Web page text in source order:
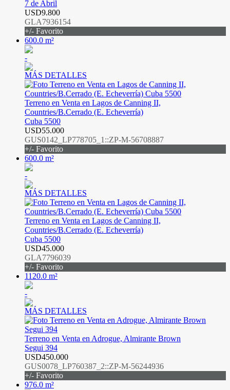
7 de Abril
USD9.800
GLA7936154
+/- Favorito
600.0 m²
-
MÁS DETALLES
Terreno en Venta en Lagos de Canning II,
Countries/B.Cerrado (E. Echeverría)
Cuba 5500
USD55.000
GUS0142_LP778705_1::ZP-M-56708887
+/- Favorito
600.0 m²
-
MÁS DETALLES
Terreno en Venta en Lagos de Canning II,
Countries/B.Cerrado (E. Echeverría)
Cuba 5500
USD45.000
GLA7796039
+/- Favorito
1120.0 m²
-
MÁS DETALLES
Terreno en Venta en Adrogue, Almirante Brown
Segui 394
USD450.000
GUS0078_LP760387_2::ZP-M-56244936
+/- Favorito
976.0 m²